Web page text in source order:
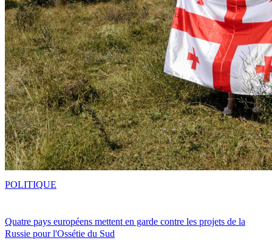
Quatre pays européens mettent en garde contre les projets de la
Russie pour l'Ossétie du Sud
POLITIQUE